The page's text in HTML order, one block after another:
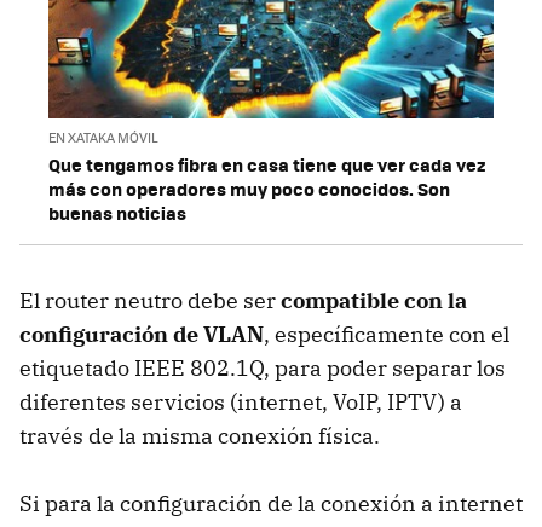
EN XATAKA MÓVIL
Que tengamos fibra en casa tiene que ver cada vez
más con operadores muy poco conocidos. Son
buenas noticias
El router neutro debe sercompatible con la
configuración de VLAN, específicamente con el
etiquetado IEEE 802.1Q, para poder separar los
diferentes servicios (internet, VoIP, IPTV) a
través de la misma conexión física.
Si para la configuración de la conexión a internet